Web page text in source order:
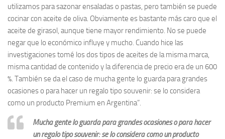
utilizamos para sazonar ensaladas o pastas, pero también se puede
cocinar con aceite de oliva. Obviamente es bastante más caro que el
aceite de girasol, aunque tiene mayor rendimiento. No se puede
negar que lo económico influye y mucho. Cuando hice las
investigaciones tomé los dos tipos de aceites de la misma marca,
misma cantidad de contenido y la diferencia de precio era de un 600
%. También se da el caso de mucha gente lo guarda para grandes
ocasiones o para hacer un regalo tipo souvenir: se lo considera
como un producto Premium en Argentina”.
Mucha gente lo guarda para grandes ocasiones o para hacer
un regalo tipo souvenir: se lo considera como un producto